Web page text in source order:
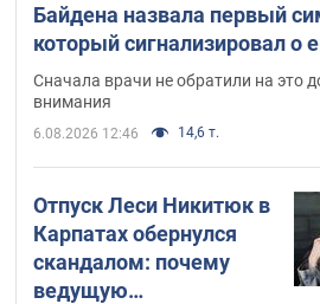
Байдена назвала первый
который сигнализировал о
"агрессивном" раке
Сначала врачи не обратили на это
внимания
6.08.2026 12:46 14,6 т.
Отпуск Леси Никитюк в
Карпатах обернулся
скандалом: почему
ведущую